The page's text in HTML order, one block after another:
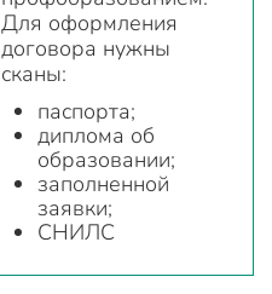
Для оформления
договора нужны
сканы:
паспорта;
диплома об
образовании;
заполненной
заявки;
СНИЛС